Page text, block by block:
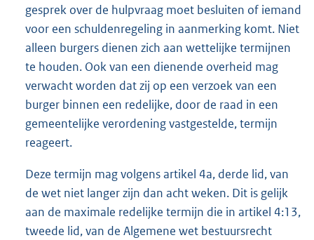
gesprek over de hulpvraag moet besluiten of iemand
voor een schuldenregeling in aanmerking komt. Niet
alleen burgers dienen zich aan wettelijke termijnen
te houden. Ook van een dienende overheid mag
verwacht worden dat zij op een verzoek van een
burger binnen een redelijke, door de raad in een
gemeentelijke verordening vastgestelde, termijn
reageert.
Deze termijn mag volgens artikel 4a, derde lid, van
de wet niet langer zijn dan acht weken. Dit is gelijk
aan de maximale redelijke termijn die in artikel 4:13,
tweede lid, van de Algemene wet bestuursrecht